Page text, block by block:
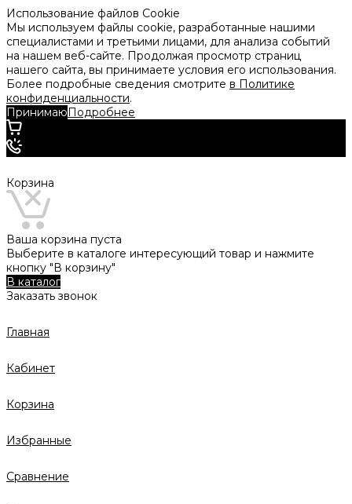
Использование файлов Cookie
Мы используем файлы cookie, разработанные нашими
специалистами и третьими лицами, для анализа событий
на нашем веб-сайте. Продолжая просмотр страниц
нашего сайта, вы принимаете условия его использования.
Более подробные сведения смотрите в Политике
конфиденциальности.
ПринимаюПодробнее
Корзина
Ваша корзина пуста
Выберите в каталоге интересующий товар и нажмите
кнопку "В корзину"
В каталог
Заказать звонок
Главная
Кабинет
Корзина
Избранные
Сравнение